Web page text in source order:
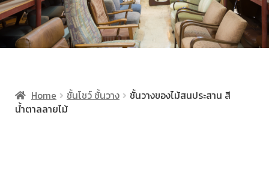
Home ชั้นโชว์ ชั้นวาง
ชั้นวางของไม้สนประสาน สี
น้ำตาลลายไม้